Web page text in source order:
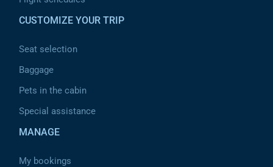
CUSTOMIZE YOUR TRIP
Seat selection
Baggage
Pets in the cabin
Special assistance
MANAGE
My bookings